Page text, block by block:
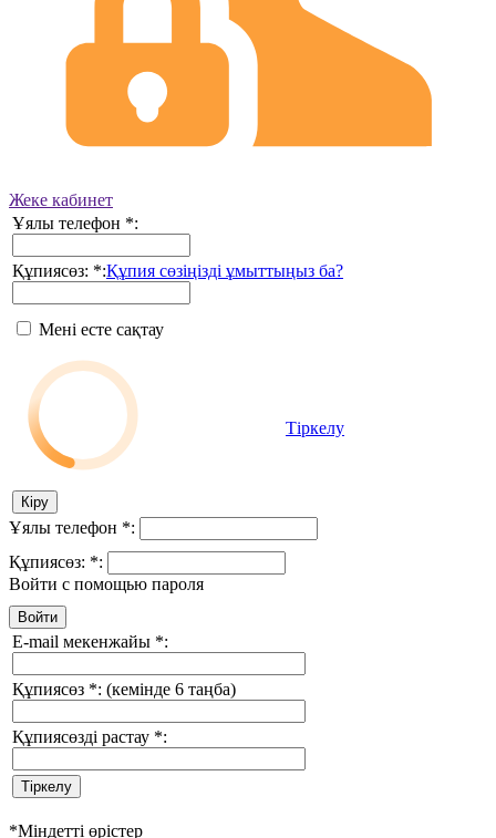
Жеке кабинет
Ұялы телефон *:
Құпиясөз: *:Құпия сөзіңізді ұмыттыңыз ба?
Мені есте сақтау
Тіркелу
Ұялы телефон *:
Құпиясөз: *:
Войти с помощью пароля
E-mail мекенжайы *:
Құпиясөз *: (кемінде 6 таңба)
Құпиясөзді растау *:
*Міндетті өрістер